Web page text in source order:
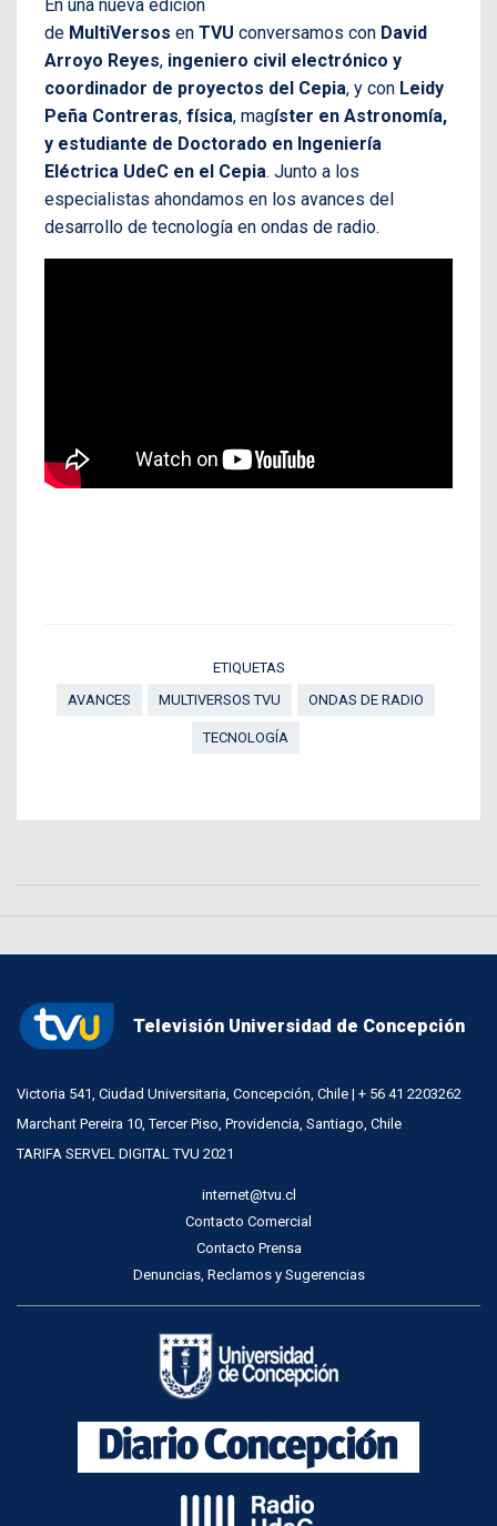
En una nueva edición
de MultiVersos en TVU conversamos con David
Arroyo Reyes, ingeniero civil electrónico y
coordinador de proyectos del Cepia, y con Leidy
Peña Contreras, física, magíster en Astronomía,
y estudiante de Doctorado en Ingeniería
Eléctrica UdeC en el Cepia. Junto a los
especialistas ahondamos en los avances del
desarrollo de tecnología en ondas de radio.
ETIQUETAS
AVANCES
MULTIVERSOS TVU ONDAS DE RADIO
TECNOLOGÍA
Televisión Universidad de Concepción
Victoria 541, Ciudad Universitaria, Concepción, Chile | + 56 41 2203262
Marchant Pereira 10, Tercer Piso, Providencia, Santiago, Chile
TARIFA SERVEL DIGITAL TVU 2021
internet@tvu.cl
Contacto Comercial
Contacto Prensa
Denuncias, Reclamos y Sugerencias